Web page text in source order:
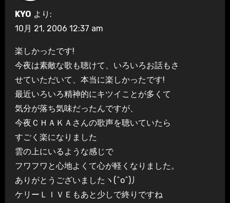
KYO より:
10月 21, 2006 12:37 am
楽しかったです!
今夜は素敵な歌も聴けて、いろいろお話もさ
せていただいて、本当に楽しかったです!
最近いろいろ精神的にキツイことが多くて
気分が落ち気味だったんですが、
今夜ＣＨＡＫＡさんの歌声を聴いていたら
すごく楽になりました
雲の上にいるような感じで
フワフワと心地よくて心が軽くなりました。
ありがとうございましたヽ(^o^)丿
ケリーＬＩＶＥもあと少しで終りですね